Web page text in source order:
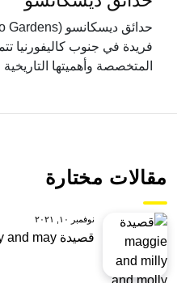
فريدة في جنوب كاليفورنيا
المتخصصة وأهميتها
مقالات مختارة
نوفمبر ١٠, ٢٠٢١
قصيدة maggie and milly and molly and may